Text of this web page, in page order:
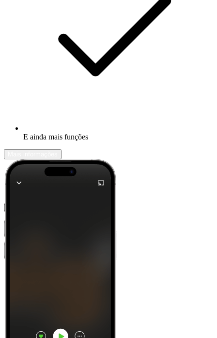
E ainda mais funções